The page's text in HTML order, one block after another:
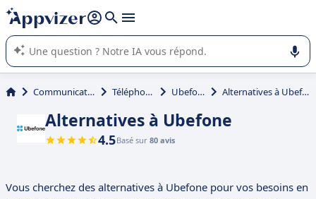
répondre (plusieurs lignes avec
L'IA de Appvizer vous guide dans l'utilisation ou la sélection de
logiciel SaaS en entreprise.
Communication Téléphonie Ubefone Alternatives à Ubefone
Alternatives à Ubefone
4.5Basé sur 80 avis
Vous cherchez des alternatives à Ubefone pour vos besoins en